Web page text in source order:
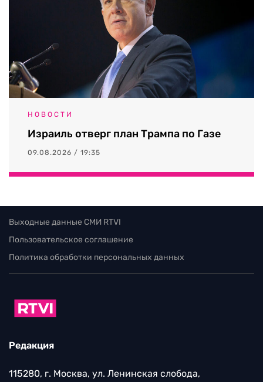
НОВОСТИ
Израиль отверг план Трампа по Газе
09.08.2026 / 19:35
Выходные данные СМИ RTVI
Пользовательское соглашение
Политика обработки персональных данных
Редакция
115280, г. Москва, ул. Ленинская слобода,